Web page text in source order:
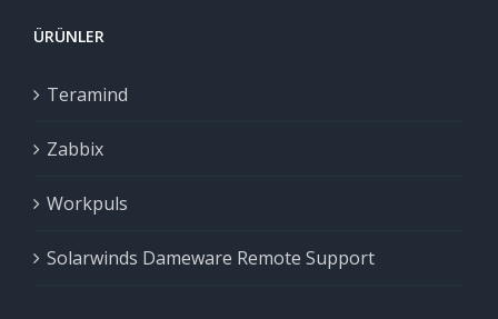
ÜRÜNLER
Teramind
Zabbix
Workpuls
Solarwinds Dameware Remote Support